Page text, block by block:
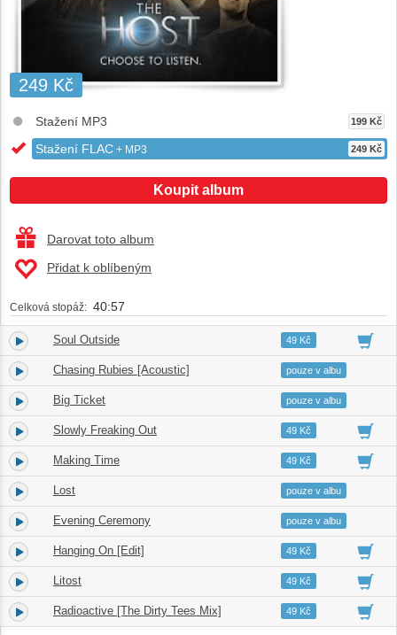
249 Kč
Stažení MP3 199 Kč
Stažení FLAC + MP3 249 Kč
Koupit album
Darovat toto album
Přidat k oblíbeným
Celková stopáž: 40:57
1. Soul Outside 03:3549 Kč
2. Chasing Rubies [Acoustic] 04:18
pouze v albu
3. Big Ticket 03:14
pouze v albu
4. Slowly Freaking Out 03:4549 Kč
5. Making Time 03:0049 Kč
6. Lost 04:18
pouze v albu
7. Evening Ceremony 04:33
pouze v albu
8. Hanging On [Edit] 03:2249 Kč
9. Litost 05:2149 Kč
10. Radioactive [The Dirty Tees Mix] 05:3149 Kč